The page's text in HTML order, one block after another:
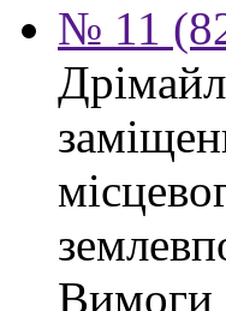
№ 11
Вимоги